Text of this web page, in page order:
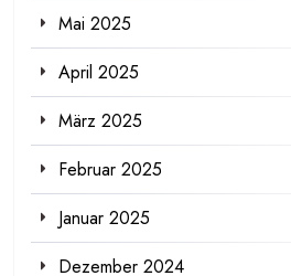
Mai 2025
April 2025
März 2025
Februar 2025
Januar 2025
Dezember 2024